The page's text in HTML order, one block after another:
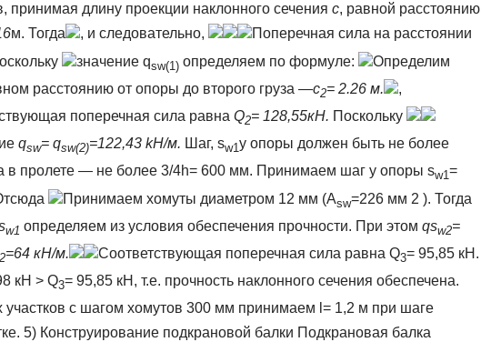
принимая длину проекции наклонного сечения с, равной расстоянию
м. Тогда , и следовательно,
Поперечная сила на расстоянии
значение qsw(1)определяем по формуле:
Определим
расстоянию от опоры до второго груза —с2= 2.26 м.
,
поперечная сила равна Q2= 128,55кН. Поскольку
qsw= qsw(2)=122,43 kH/м. Шаг, sw1у опоры должен быть не более
в пролете — не более 3/4h= 600 мм. Принимаем шаг у опоры sw1=
Принимаем хомуты диаметром 12 мм (Asw=226 мм 2 ). Тогда
w1 определяем из условия обеспечения прочности. При этом qsw2=
=64 кН/м. Соответствующая поперечная сила равна Q3= 95,85 кН.
кН > Q3= 95,85 кН, т.е. прочность наклонного сечения обеспечена.
с шагом хомутов 300 мм принимаем l= 1,2 м при шаге
5) Конструирование подкрановой балки Подкрановая балка